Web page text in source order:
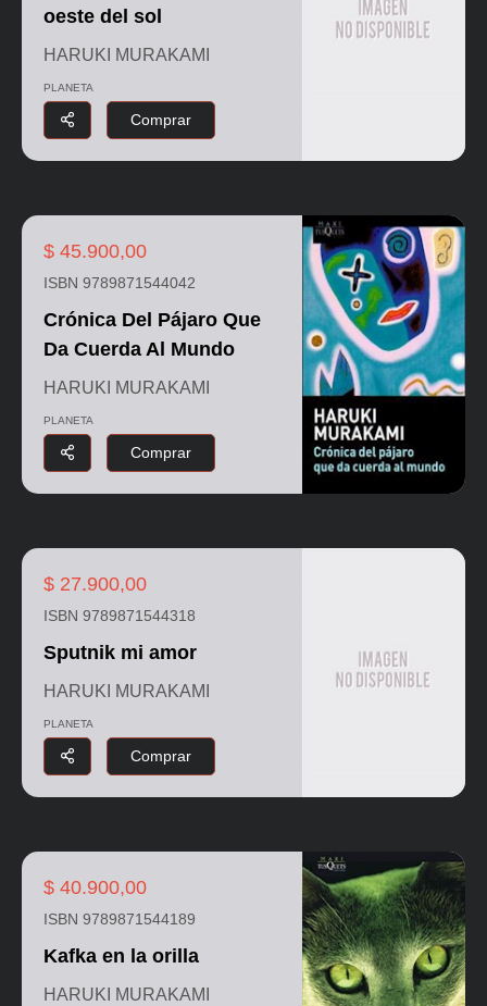
oeste del sol
HARUKI MURAKAMI
PLANETA
Comprar
$ 45.900,00
ISBN 9789871544042
Crónica Del Pájaro Que
Da Cuerda Al Mundo
HARUKI MURAKAMI
PLANETA
Comprar
$ 27.900,00
ISBN 9789871544318
Sputnik mi amor
HARUKI MURAKAMI
PLANETA
Comprar
$ 40.900,00
ISBN 9789871544189
Kafka en la orilla
HARUKI MURAKAMI